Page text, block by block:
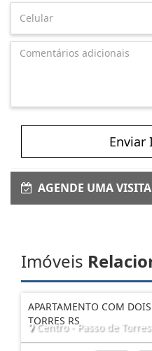
Enviar
AGENDE UMA VISITA
Imóveis
APARTAMENTO COM
TORRES RS
Centro - Passo de Torres